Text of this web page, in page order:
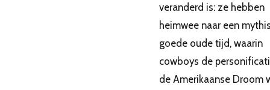
veranderd is: ze hebben
heimwee naar een
goede oude tijd, waarin
cowboys de
de Amerikaanse Droom